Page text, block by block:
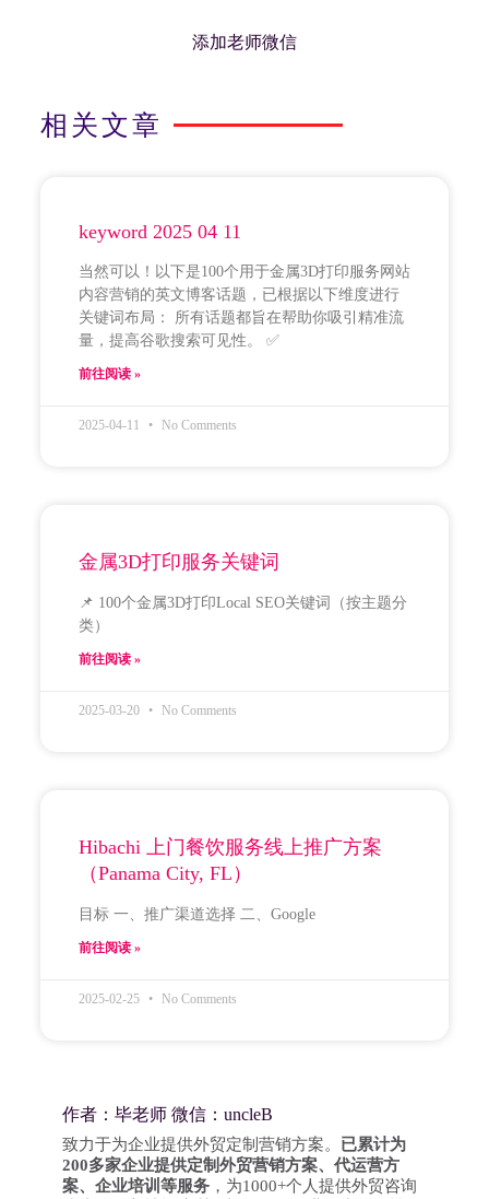
添加老师微信
相关文章
keyword 2025 04 11
当然可以！以下是100个用于金属3D打印服务网站
内容营销的英文博客话题，已根据以下维度进行
关键词布局： 所有话题都旨在帮助你吸引精准流
量，提高谷歌搜索可见性。 ✅
前往阅读 »
2025-04-11 No Comments
金属3D打印服务关键词
📌 100个金属3D打印Local SEO关键词（按主题分
类）
前往阅读 »
2025-03-20 No Comments
Hibachi 上门餐饮服务线上推广方案
（Panama City, FL）
目标 一、推广渠道选择 二、Google
前往阅读 »
2025-02-25 No Comments
作者：毕老师 微信：uncleB
致力于为企业提供外贸定制营销方案。 已累计为
200多家企业提供定制外贸营销方案、代运营方
案、企业培训等服务，为1000+个人提供外贸咨询